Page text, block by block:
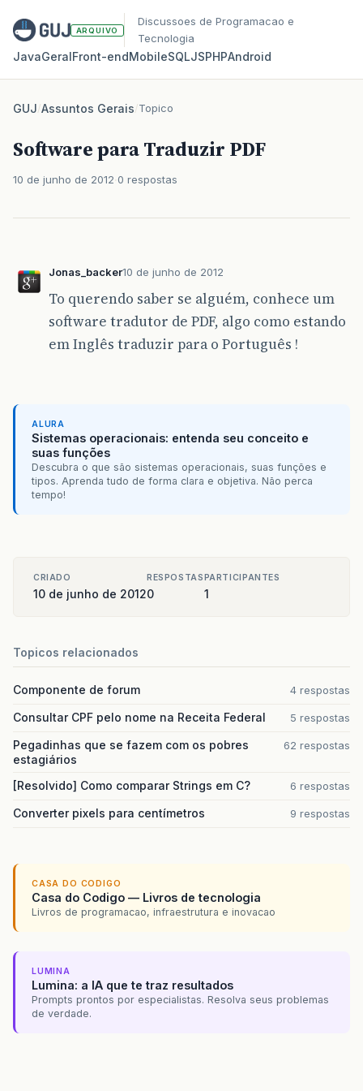
ARQUIVO
Discussoes de Programacao e
Tecnologia
JavaGeralFront‑endMobileSQLJSPHPAndroid
GUJ/Assuntos Gerais/Topico
Software para Traduzir PDF
10 de junho de 2012 0 respostas
Jonas_backer10 de junho de 2012
To querendo saber se alguém, conhece um
software tradutor de PDF, algo como estando
em Inglês traduzir para o Português !
ALURA
Sistemas operacionais: entenda seu conceito e
suas funções
Descubra o que são sistemas operacionais, suas funções e
tipos. Aprenda tudo de forma clara e objetiva. Não perca
tempo!
CRIADO
10 de junho de 2012
RESPOSTAS
0
PARTICIPANTES
1
Topicos relacionados
Componente de forum 4 respostas
Consultar CPF pelo nome na Receita Federal 5 respostas
Pegadinhas que se fazem com os pobres
estagiários
62 respostas
[Resolvido] Como comparar Strings em C? 6 respostas
Converter pixels para centímetros 9 respostas
CASA DO CODIGO
Casa do Codigo — Livros de tecnologia
Livros de programacao, infraestrutura e inovacao
LUMINA
Lumina: a IA que te traz resultados
Prompts prontos por especialistas. Resolva seus problemas
de verdade.